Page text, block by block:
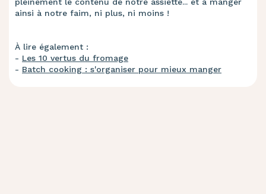
pleinement le contenu de notre assiette... et à manger
ainsi à notre faim, ni plus, ni moins !
À lire également :
- Les 10 vertus du fromage
- Batch cooking : s'organiser pour mieux manger